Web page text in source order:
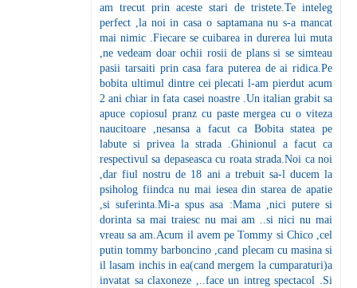
am trecut prin aceste stari de tristete.Te inteleg
perfect ,la noi in casa o saptamana nu s-a mancat
mai nimic .Fiecare se cuibarea in durerea lui muta
,ne vedeam doar ochii rosii de plans si se simteau
pasii tarsaiti prin casa fara puterea de ai ridica.Pe
bobita ultimul dintre cei plecati l-am pierdut acum
2 ani chiar in fata casei noastre .Un italian grabit sa
apuce copiosul pranz cu paste mergea cu o viteza
naucitoare ,nesansa a facut ca Bobita statea pe
labute si privea la strada .Ghinionul a facut ca
respectivul sa depaseasca cu roata strada.Noi ca noi
,dar fiul nostru de 18 ani a trebuit sa-l ducem la
psiholog fiindca nu mai iesea din starea de apatie
,si suferinta.Mi-a spus asa :Mama ,nici putere si
dorinta sa mai traiesc nu mai am ..si nici nu mai
vreau sa am.Acum il avem pe Tommy si Chico ,cel
putin tommy barboncino ,cand plecam cu masina si
il lasam inchis in ea(cand mergem la cumparaturi)a
invatat sa claxoneze ,..face un intreg spectacol .Si